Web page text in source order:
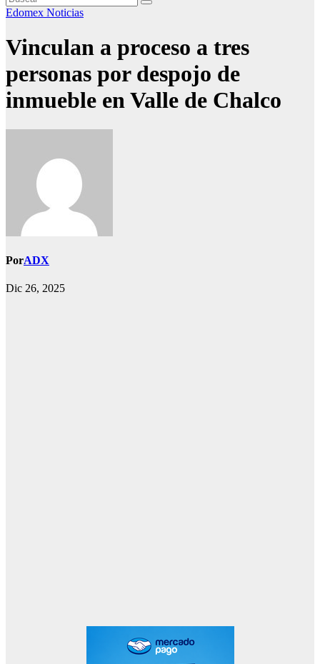
Edomex Noticias
Vinculan a proceso a tres
personas por despojo de
inmueble en Valle de Chalco
PorADX
Dic 26, 2025